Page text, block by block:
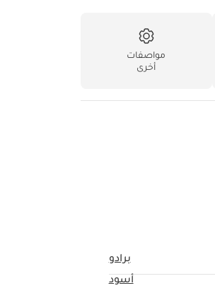
مواصفات
أخرى
برادو
أسود